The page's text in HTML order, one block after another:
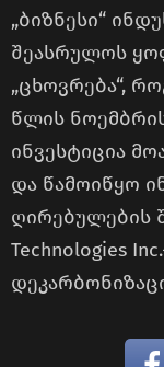
„ბიზნესი“
შეასრულოს
„ცხოვრება“,
წლის
ინვესტიცია
და წამოიწყო
ღირებულების
Technologies